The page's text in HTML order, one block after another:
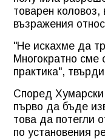
товарен
възражения
"Не искахме да
Многократно сме
практика",
Според
първо да бъде
това да потегли
по установения